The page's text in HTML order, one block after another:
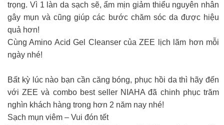
trọng. Vì 1 làn da sạch sẽ, ẩm mịn giảm thiểu nguyên nhân
gây mụn và cũng giúp các bước chăm sóc da được hiệu
quả hơn!
Cùng Amino Acid Gel Cleanser của ZEE lịch lãm hơn mỗi
ngày nhé!
Bất kỳ lúc nào bạn cần căng bóng, phục hồi da thì hãy đến
với ZEE và combo best seller NIAHA đã chinh phục trăm
nghìn khách hàng trong hơn 2 năm nay nhé!
Sạch mụn viêm – Vui đón tết